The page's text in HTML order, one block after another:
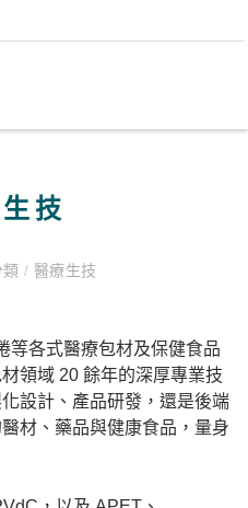
技
類 / 醫療生技
等各式醫療包材及保健食品
領域 20 餘年的深厚專業技
設計、產品研發，還是後端
材、藥品與健康食品，量身